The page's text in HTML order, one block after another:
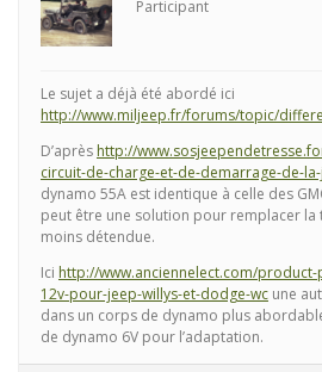
Participant
Le sujet a déjà été abordé ici
http://www.miljeep.fr/forums/topic/
D’après http://
circuit-de-charge-et-de-demarrage-de-
dynamo 55A est identique à celle des
peut être une solution pour remplacer la
moins détendue.
Ici http://www.anciennelect.com/
12v-pour-jeep-willys-et-dodge-wc une
dans un corps de dynamo plus
de dynamo 6V pour l’adaptation.